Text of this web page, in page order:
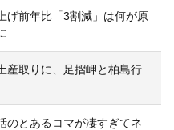
げ前年比「3割減」は何が原
産取りに、足摺岬と柏島行
のとあるコマが凄すぎてネ